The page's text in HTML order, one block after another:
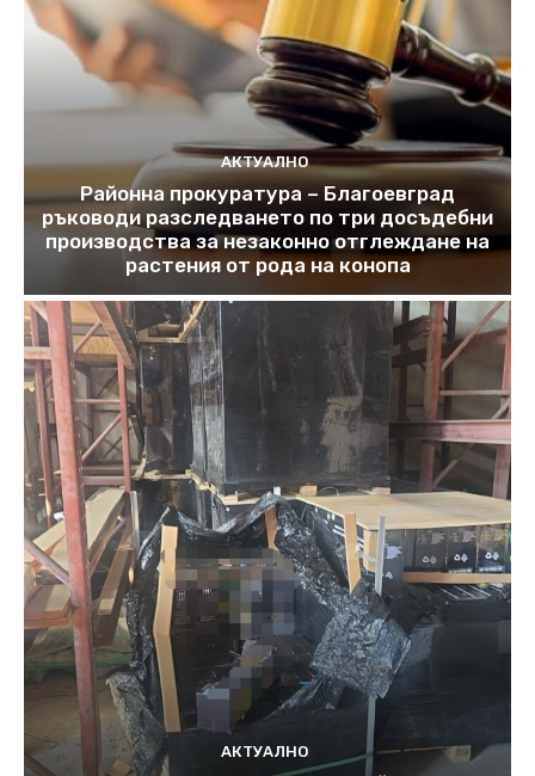
АКТУАЛНО
Районна прокуратура – Благоевград
ръководи разследването по три досъдебни
производства за незаконно отглеждане на
растения от рода на конопа
АКТУАЛНО